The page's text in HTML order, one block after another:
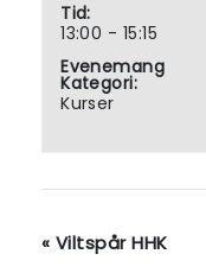
Tid:
13:00 - 15:15
Evenemang
Kategori:
Kurser
« Viltspår HHK